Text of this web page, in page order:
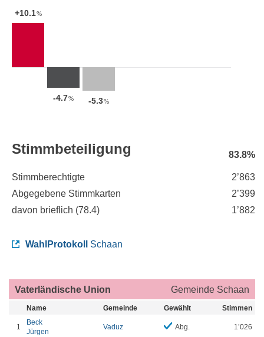
+10.1%
-4.7% -5.3%
Stimmbeteiligung 83.8%
Stimmberechtigte
2’863
Abgegebene Stimmkarten
2’399
davon brieflich (78.4) 1’882
WahlProtokoll Schaan
Vaterländische Union Gemeinde Schaan
Name Gemeinde Gewählt Stimmen
1
Beck
Jürgen
Vaduz Abg. 1’026